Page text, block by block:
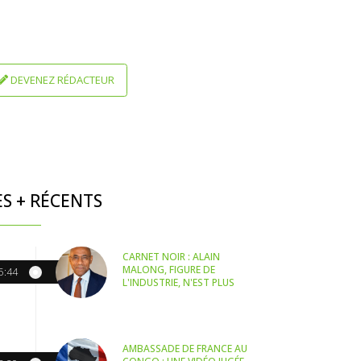
DEVENEZ RÉDACTEUR
+ RÉCENTS
CARNET NOIR : ALAIN
MALONG, FIGURE DE
L'INDUSTRIE, N'EST PLUS
AMBASSADE DE FRANCE AU